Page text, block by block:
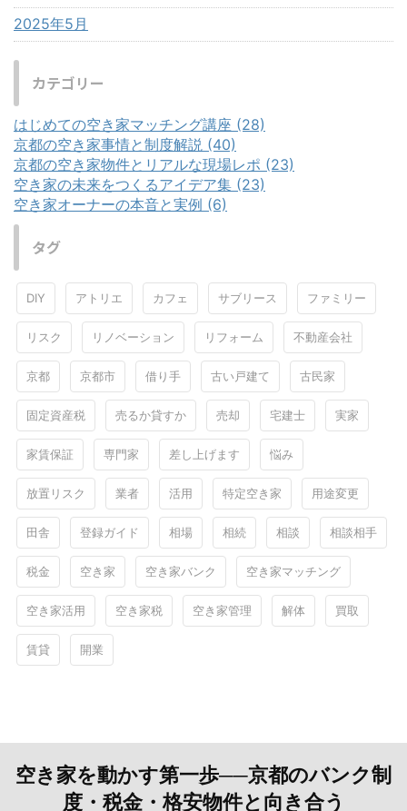
2025年5月
カテゴリー
はじめての空き家マッチング講座 (28)
京都の空き家事情と制度解説 (40)
京都の空き家物件とリアルな現場レポ (23)
空き家の未来をつくるアイデア集 (23)
空き家オーナーの本音と実例 (6)
タグ
DIY アトリエ カフェ サブリース ファミリー
リスク リノベーション リフォーム 不動産会社
京都 京都市 借り手 古い戸建て 古民家
固定資産税 売るか貸すか 売却 宅建士 実家
家賃保証 専門家 差し上げます 悩み
放置リスク 業者 活用 特定空き家 用途変更
田舎 登録ガイド 相場 相続 相談 相談相手
税金 空き家 空き家バンク 空き家マッチング
空き家活用 空き家税 空き家管理 解体 買取
賃貸 開業
空き家を動かす第一歩──京都のバンク制
度・税金・格安物件と向き合う